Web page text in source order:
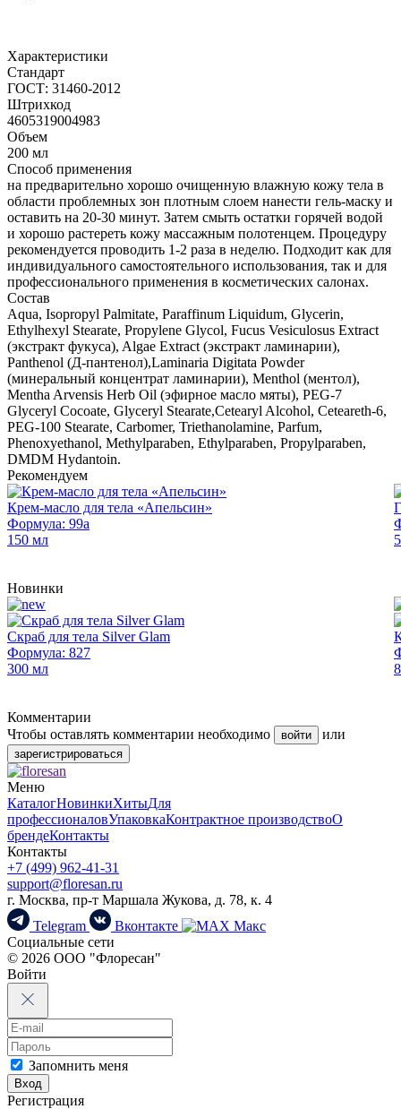
Характеристики
Стандарт
ГОСТ: 31460-2012
Штрихкод
4605319004983
Объем
200 мл
Способ применения
на предварительно хорошо очищенную влажную кожу тела в
области проблемных зон плотным слоем нанести гель-маску и
оставить на 20-30 минут. Затем смыть остатки горячей водой
и хорошо растереть кожу массажным полотенцем. Процедуру
рекомендуется проводить 1-2 раза в неделю. Подходит как для
индивидуального самостоятельного использования, так и для
профессионального применения в косметических салонах.
Состав
Aqua, Isopropyl Palmitate, Paraffinum Liquidum, Glycerin,
Ethylhexyl Stearate, Propylene Glycol, Fucus Vesiculosus Extract
(экстракт фукуса), Algae Extract (экстракт ламинарии),
Panthenol (Д-пантенол),Laminaria Digitata Powder
(минеральный концентрат ламинарии), Menthol (ментол),
Mentha Arvensis Herb Oil (эфирное масло мяты), PEG-7
Glyceryl Cocoate, Glyceryl Stearate,Cetearyl Alcohol, Ceteareth-6,
PEG-100 Stearate, Carbomer, Triethanolamine, Parfum,
Phenoxyethanol, Methylparaben, Ethylparaben, Propylparaben,
DMDM Hydantoin.
Рекомендуем
Крем-масло для тела «Апельсин»
Формула: 99а
150 мл
Новинки
Скраб для тела Silver Glam
Формула: 827
300 мл
Комментарии
Чтобы оставлять комментарии необходимо
войти или
зарегистрироваться
Меню
КаталогНовинкиХитыДля
профессионаловУпаковкаКонтрактное производствоО
брендеКонтакты
Контакты
+7 (499) 962-41-31
support@floresan.ru
г. Москва, пр-т Маршала Жукова, д. 78, к. 4
Telegram
Вконтакте
Макс
Социальные сети
© 2026 ООО "Флоресан"
Войти
Запомнить меня
Вход
Регистрация